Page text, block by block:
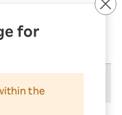
for
the
ペーン（キャンペーンコー